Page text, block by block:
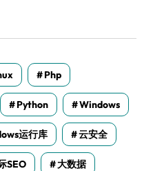
Php
Python Windows
运行库 云安全
SEO 大数据